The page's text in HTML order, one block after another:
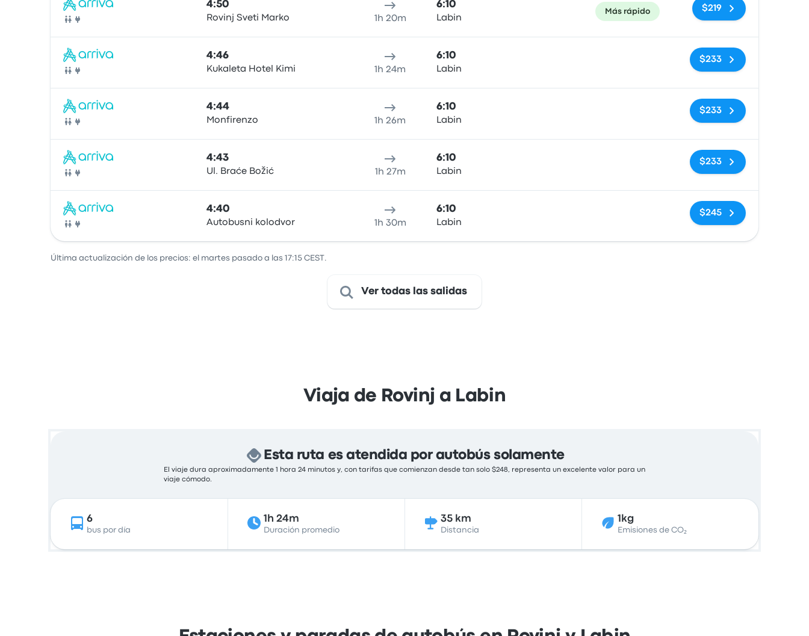
Autobús
4:50
Rovinj Sveti Marko 1h 20m
6:10
Labin
Más rápido $219
Autobús
4:46
Kukaleta Hotel Kimi 1h 24m
6:10
Labin
Sin etiquetas
$233
Autobús
4:44
Monfirenzo 1h 26m
6:10
Labin
Sin etiquetas
$233
Autobús
4:43
Ul. Braće Božić 1h 27m
6:10
Labin
Sin etiquetas
$233
Autobús
4:40
Autobusni kolodvor 1h 30m
6:10
Labin
Sin etiquetas
$245
Última actualización de los precios: el martes pasado a las 17:15 CEST.
Ver todas las salidas
Viaja de Rovinj a Labin
Esta ruta es atendida por autobús solamente
El viaje dura aproximadamente 1 hora 24 minutos y, con tarifas que comienzan desde tan solo $248, representa un excelente valor para un
viaje cómodo.
6
bus por día
1h 24m
Duración promedio
35 km
Distancia
1kg
Emisiones de CO₂